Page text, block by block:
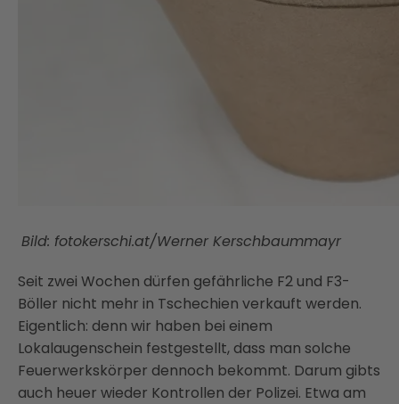
Bild: fotokerschi.at/Werner Kerschbaummayr
Seit zwei Wochen dürfen gefährliche F2 und F3-
Böller nicht mehr in Tschechien verkauft werden.
Eigentlich: denn wir haben bei einem
Lokalaugenschein festgestellt, dass man solche
Feuerwerkskörper dennoch bekommt. Darum gibts
auch heuer wieder Kontrollen der Polizei. Etwa am